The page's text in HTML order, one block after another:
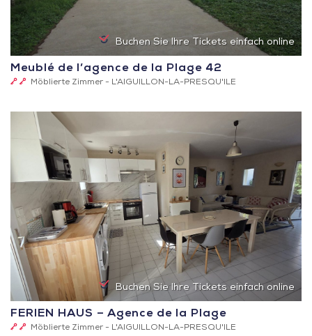
Buchen Sie Ihre Tickets einfach online
Meublé de l’agence de la Plage 42
Möblierte Zimmer - L'AIGUILLON-LA-PRESQU'ILE
Buchen Sie Ihre Tickets einfach online
FERIEN HAUS – Agence de la Plage
Möblierte Zimmer - L'AIGUILLON-LA-PRESQU'ILE